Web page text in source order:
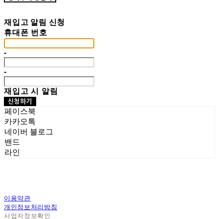
재입고 알림 신청
휴대폰 번호
-
-
재입고 시 알림
신청하기
페이스북
카카오톡
네이버 블로그
밴드
라인
이용약관
개인정보처리방침
사업자정보확인